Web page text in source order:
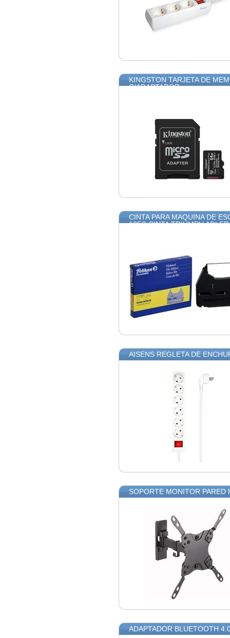
KINGSTON TARJETA DE
C/ADAPTADOR
CINTA PARA MAQUINA DE
185C CINTA TRIUMPH ADLER
AISENS REGLETA DE
SOPORTE MONITOR PARED
ADAPTADOR BLUETOOTH